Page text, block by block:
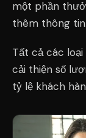
một phần
thêm thông tin.
Tất cả các
cải thiện số
tỷ lệ khách